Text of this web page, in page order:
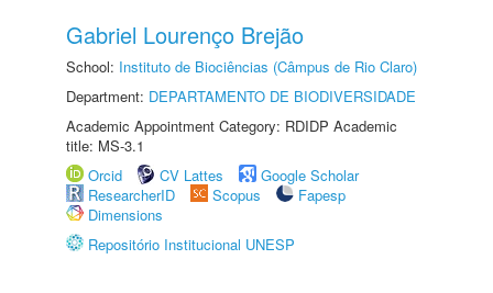
Gabriel Lourenço Brejão
School: Instituto de Biociências (Câmpus de Rio Claro)
Department: DEPARTAMENTO DE BIODIVERSIDADE
Academic Appointment Category: RDIDP Academic
title: MS-3.1
Orcid
CV Lattes
Google Scholar
ResearcherID
Scopus
Fapesp
Dimensions
Repositório Institucional UNESP